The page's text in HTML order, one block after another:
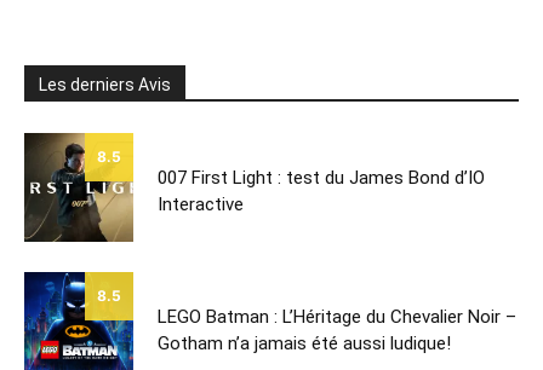
Les derniers Avis
8.5
007 First Light : test du James Bond d’IO
Interactive
8.5
LEGO Batman : L’Héritage du Chevalier Noir –
Gotham n’a jamais été aussi ludique!